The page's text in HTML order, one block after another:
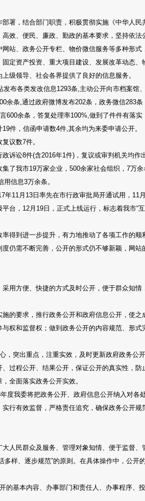
署，结合部门职责，积极贯彻实施《中华人
效、便民、廉政、勤政的基本要求，坚持依
站、政务公开专栏、物价微信服务等多种形式
定资产投资、重大项目建设、发展改革动态
级领导、社会各界提供了良好的信息服务。
发布各类发改信息1293条,主动公开向市档案
余条,通过政府微博发布202条，政务微信283
600余条，答复处理率100%,做到了件件有落实
件，信函申请数4件,其余均为来委申请公开。
议数7件。
诉讼8件(含2016年1件)，复议或审判机关均作
集了我市19万家企业，500余家社会组织，7万
用信息3万余条。
年11月13日率先在市行政审批局开通试用，
台，12月19日，正式上线运行，标志着我市“
得到进一步提升，有力地推动了各项工作的
仍需不断完善，公开的形式仍不够新颖，网站
用方便、快捷的方式及时公开，便于群众知情
的要求，推行政务公开和政府信息公开，使
权和监督权；做到政务公开的内容规范、形式
，突出重点，注重实效，及时更新政府政务公
过程公开、结果公开，保证公开的真实性，
全面落实政务公开实效。
度我委将把政务公开、政府信息公开纳入对
行有效监督，严格责任追究，确保政务公开
人民群众及服务、管理对象知情、便于监督
多样、逐步规范”的原则。在具体操作中，公开
的基本内容、办事部门和责任人、办事程序